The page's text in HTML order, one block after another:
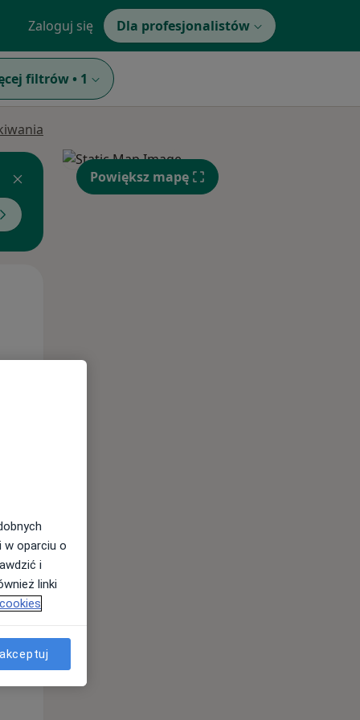
Zaloguj się Dla profesjonalistów
filtrów • 1
Pon,
10 Sie
Powiększ mapę
w oparciu o
i
linki